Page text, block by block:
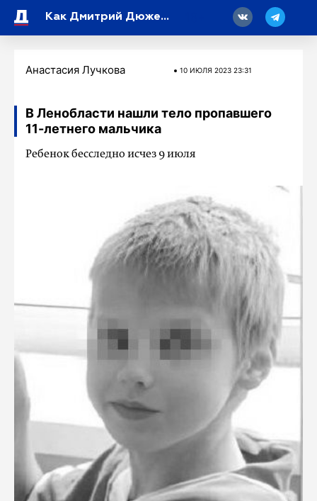
Как Дмитрий Дюжев отметил свое 45-летие
Анастасия Лучкова 10 ИЮЛЯ 2023 23:31
В Ленобласти нашли тело пропавшего
11-летнего мальчика
Ребенок бесследно исчез 9 июля